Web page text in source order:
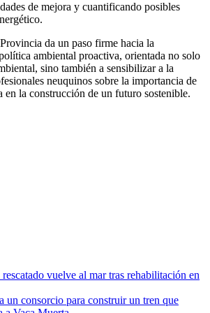
de mejora y cuantificando posibles
da un paso firme hacia la
ambiental proactiva, orientada no solo
sino también a sensibilizar a la
neuquinos sobre la importancia de
en la construcción de un futuro sostenible.
vuelve al mar tras rehabilitación en
un consorcio para construir un tren que